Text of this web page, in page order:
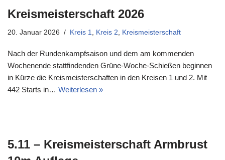
Kreismeisterschaft 2026
20. Januar 2026 Kreis 1, Kreis 2, Kreismeisterschaft
Nach der Rundenkampfsaison und dem am kommenden
Wochenende stattfindenden Grüne-Woche-Schießen beginnen
in Kürze die Kreismeisterschaften in den Kreisen 1 und 2. Mit
442 Starts in… Weiterlesen »
5.11 – Kreismeisterschaft Armbrust